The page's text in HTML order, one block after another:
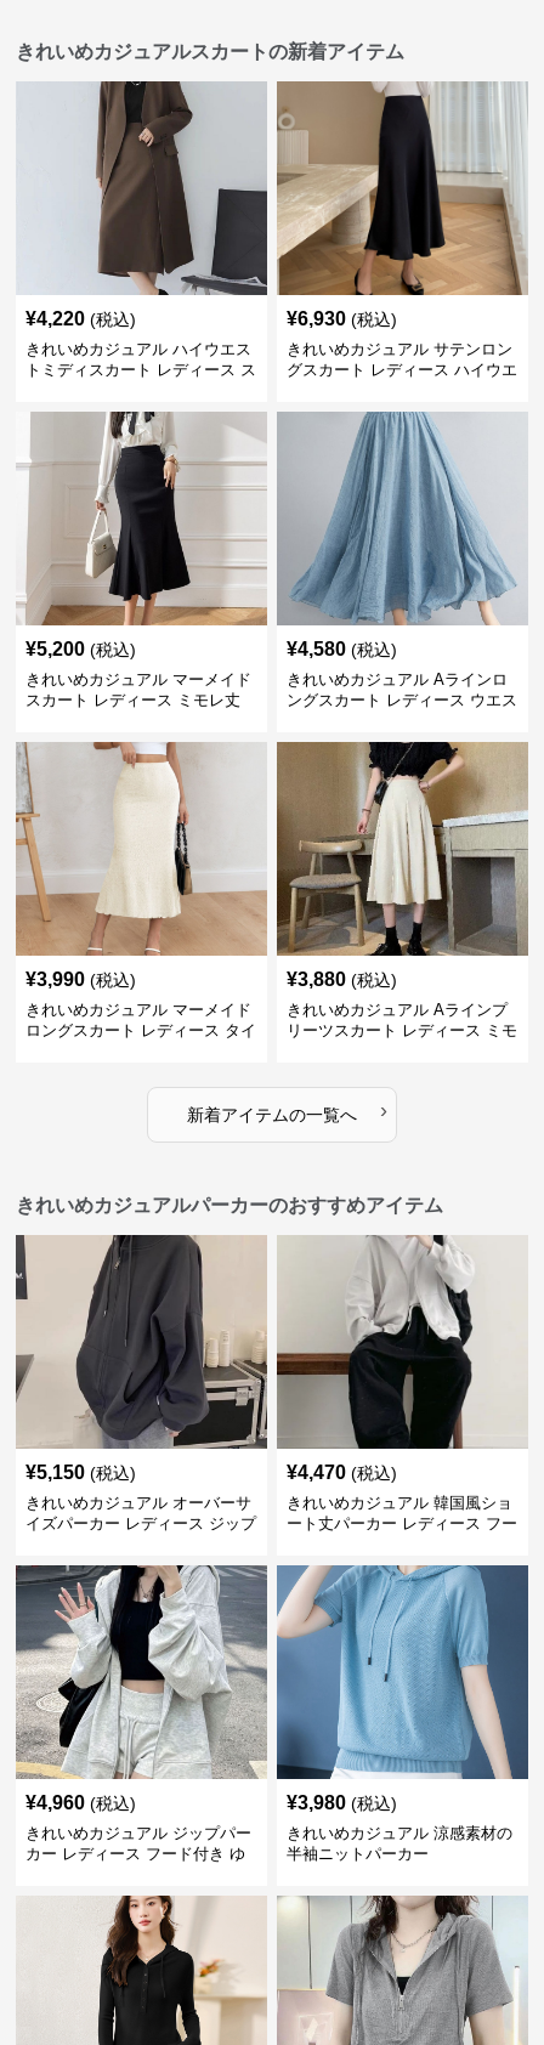
きれいめカジュアルスカートの新着アイテム
¥4,220 (税込)
きれいめカジュアル ハイウエス
トミディスカート レディース ス
勤 きれいめ
¥6,930 (税込)
きれいめカジュアル サテンロン
グスカート レディース ハイウエ
ルエット オールシーズン
¥5,200 (税込)
きれいめカジュアル マーメイド
スカート レディース ミモレ丈
美シルエット 上品 エレガント
¥4,580 (税込)
きれいめカジュアル Aラインロ
ングスカート レディース ウエス
イズ ナチュラル エスニック風
フレアシルエット
¥3,990 (税込)
きれいめカジュアル マーメイド
ロングスカート レディース タイ
¥3,880 (税込)
きれいめカジュアル Aラインプ
リーツスカート レディース ミモ
新着アイテムの一覧へ ›
きれいめカジュアルパーカーのおすすめアイテム
¥5,150 (税込)
きれいめカジュアル オーバーサ
イズパーカー レディース ジップ
型カバー フード付き 春秋冬羽織
り
¥4,470 (税込)
きれいめカジュアル 韓国風ショ
ート丈パーカー レディース フー
映え 小柄さん◎
¥4,960 (税込)
きれいめカジュアル ジップパー
カー レディース フード付き ゆ
風カジュアル
¥3,980 (税込)
きれいめカジュアル 涼感素材の
半袖ニットパーカー